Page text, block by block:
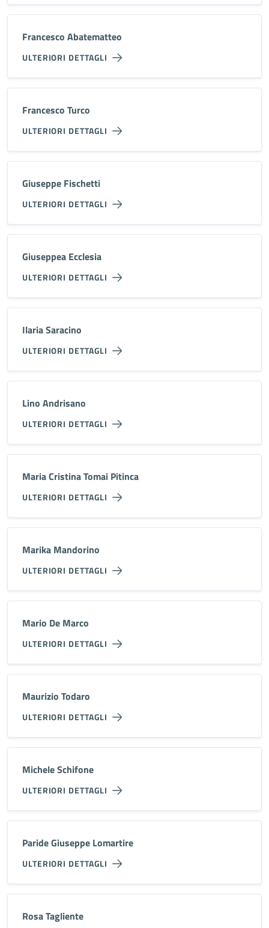
Francesco Abatematteo
ULTERIORI DETTAGLI
Francesco Turco
ULTERIORI DETTAGLI
Giuseppe Fischetti
ULTERIORI DETTAGLI
Giuseppea Ecclesia
ULTERIORI DETTAGLI
Ilaria Saracino
ULTERIORI DETTAGLI
Lino Andrisano
ULTERIORI DETTAGLI
Maria Cristina Tomai Pitinca
ULTERIORI DETTAGLI
Marika Mandorino
ULTERIORI DETTAGLI
Mario De Marco
ULTERIORI DETTAGLI
Maurizio Todaro
ULTERIORI DETTAGLI
Michele Schifone
ULTERIORI DETTAGLI
Paride Giuseppe Lomartire
ULTERIORI DETTAGLI
Rosa Tagliente